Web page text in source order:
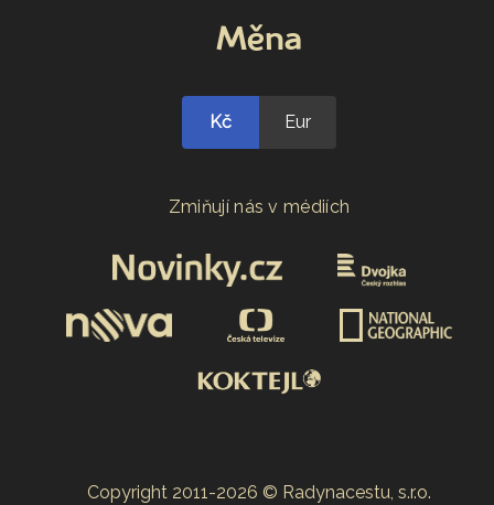
Měna
Kč Eur
Zmiňují nás v médiích
Copyright 2011-2026 © Radynacestu, s.r.o.